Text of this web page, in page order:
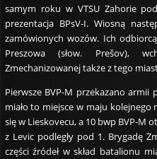
samym roku w VTSU Zahorie
prezentacja BPsV-I. Wiosną
zamówionych wozów. Ich
Preszowa (słow. Prešov),
Zmechanizowanej także z tego
Pierwsze BVP-M przekazano
miało to miejsce w maju
się w Lieskovecu, a 10 bwp BVP-M
z Levic podległy pod 1. Brygadę
części źródeł w skład batalionu